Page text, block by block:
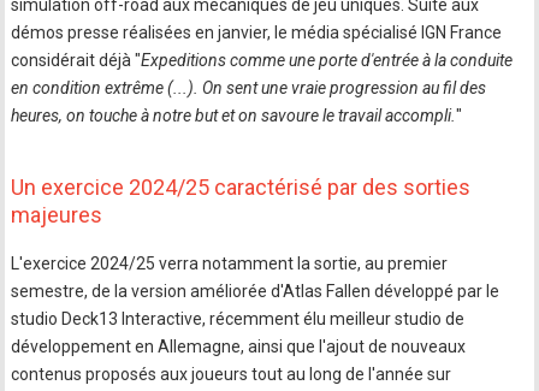
simulation off-road aux mécaniques de jeu uniques. Suite aux
démos presse réalisées en janvier, le média spécialisé IGN France
considérait déjà "Expeditions comme une porte d'entrée à la conduite
en condition extrême (...). On sent une vraie progression au fil des
heures, on touche à notre but et on savoure le travail accompli."
Un exercice 2024/25 caractérisé par des sorties
majeures
L'exercice 2024/25 verra notamment la sortie, au premier
semestre, de la version améliorée d'Atlas Fallen développé par le
studio Deck13 Interactive, récemment élu meilleur studio de
développement en Allemagne, ainsi que l'ajout de nouveaux
contenus proposés aux joueurs tout au long de l'année sur